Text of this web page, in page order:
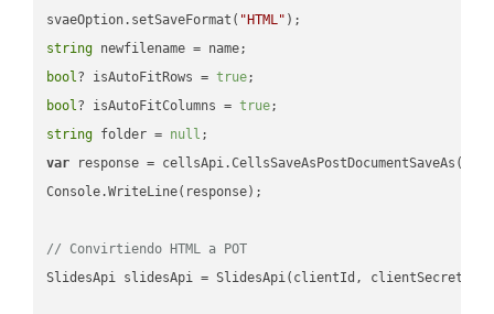
svaeOption.setSaveFormat( "HTML"
string
bool? isAutoFitRows = true
bool? isAutoFitColumns = true
string folder = null
var response =
Console.WriteLine(response);
// Convirtiendo HTML a POT
SlidesApi slidesApi = SlidesApi(clientId, clientSecret);